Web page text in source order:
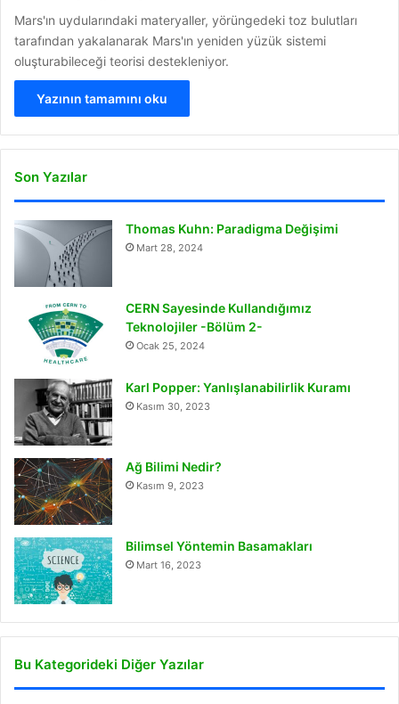
Mars'ın uydularındaki materyaller, yörüngedeki toz bulutları
tarafından yakalanarak Mars'ın yeniden yüzük sistemi
oluşturabileceği teorisi destekleniyor.
Yazının tamamını oku
Son Yazılar
Thomas Kuhn: Paradigma Değişimi
Mart 28, 2024
CERN Sayesinde Kullandığımız
Teknolojiler -Bölüm 2-
Ocak 25, 2024
Karl Popper: Yanlışlanabilirlik Kuramı
Kasım 30, 2023
Ağ Bilimi Nedir?
Kasım 9, 2023
Bilimsel Yöntemin Basamakları
Mart 16, 2023
Bu Kategorideki Diğer Yazılar